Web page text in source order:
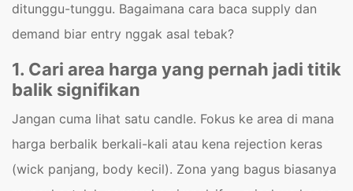
ditunggu-tunggu. Bagaimana cara baca supply dan
demand biar entry nggak asal tebak?
1. Cari area harga yang pernah jadi titik
balik signifikan
Jangan cuma lihat satu candle. Fokus ke area di mana
harga berbalik berkali-kali atau kena rejection keras
(wick panjang, body kecil). Zona yang bagus biasanya